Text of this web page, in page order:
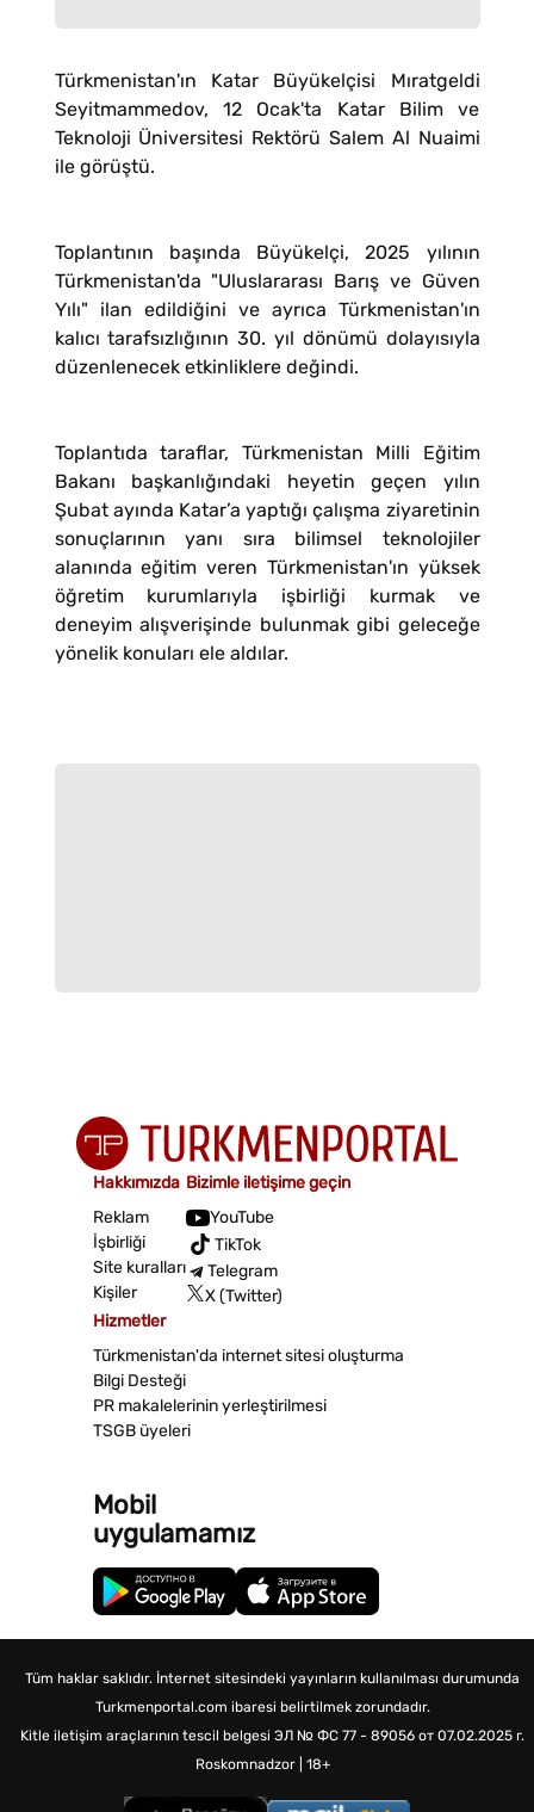
Türkmenistan'ın Katar Büyükelçisi Mıratgeldi
Seyitmammedov, 12 Ocak'ta Katar Bilim ve
Teknoloji Üniversitesi Rektörü Salem Al Nuaimi
ile görüştü.
Toplantının başında Büyükelçi, 2025 yılının
Türkmenistan'da "Uluslararası Barış ve Güven
Yılı" ilan edildiğini ve ayrıca Türkmenistan'ın
kalıcı tarafsızlığının 30. yıl dönümü dolayısıyla
düzenlenecek etkinliklere değindi.
Toplantıda taraflar, Türkmenistan Milli Eğitim
Bakanı başkanlığındaki heyetin geçen yılın
Şubat ayında Katar’a yaptığı çalışma ziyaretinin
sonuçlarının yanı sıra bilimsel teknolojiler
alanında eğitim veren Türkmenistan'ın yüksek
öğretim kurumlarıyla işbirliği kurmak ve
deneyim alışverişinde bulunmak gibi geleceğe
yönelik konuları ele aldılar.
Hakkımızda
Reklam
İşbirliği
Site kuralları
Kişiler
Bizimle iletişime geçin
YouTube
TikTok
Telegram
X (Twitter)
Hizmetler
Türkmenistan'da internet sitesi oluşturma
Bilgi Desteği
PR makalelerinin yerleştirilmesi
TSGB üyeleri
Mobil
uygulamamız
Tüm haklar saklıdır. İnternet sitesindeki yayınların kullanılması durumunda
Turkmenportal.com ibaresi belirtilmek zorundadır.
Kitle iletişim araçlarının tescil belgesi ЭЛ № ФС 77 - 89056 от 07.02.2025 г.
Roskomnadzor | 18+